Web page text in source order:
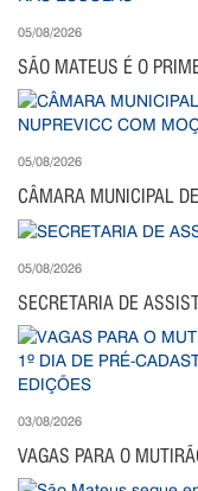
05/08/2026
SÃO MATEUS É O
05/08/2026
CÂMARA MUNICIPAL
05/08/2026
SECRETARIA DE
03/08/2026
VAGAS PARA O